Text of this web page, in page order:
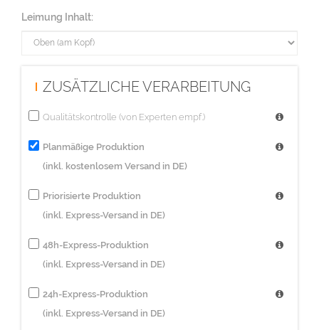
Leimung Inhalt:
ZUSÄTZLICHE VERARBEITUNG
Qualitätskontrolle (von Experten empf.)
Planmäßige Produktion
(inkl. kostenlosem Versand in DE)
Priorisierte Produktion
(inkl. Express-Versand in DE)
48h-Express-Produktion
(inkl. Express-Versand in DE)
24h-Express-Produktion
(inkl. Express-Versand in DE)